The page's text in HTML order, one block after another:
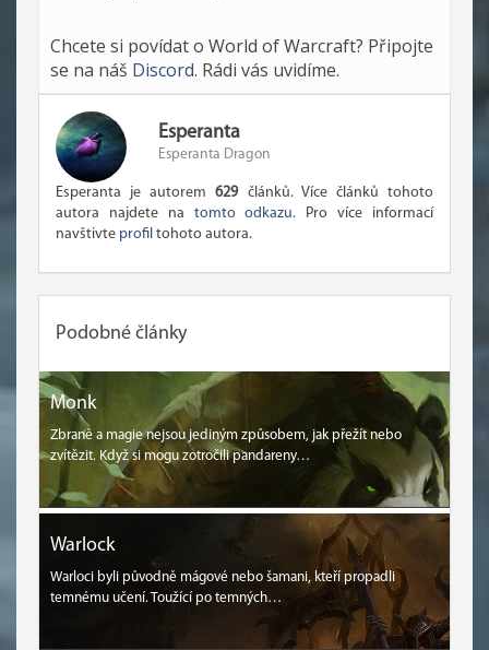
Chcete si povídat o World of Warcraft? Připojte
se na náš Discord. Rádi vás uvidíme.
Esperanta
Esperanta Dragon
Esperanta je autorem629článků. Více článků tohoto
autora najdete na tomto odkazu. Pro více informací
navštivte profil tohoto autora.
Podobné články
Monk
Zbraně a magie nejsou jediným způsobem, jak přežít nebo
zvítězit. Když si mogu zotročili pandareny…
Warlock
Warloci byli původně mágové nebo šamani, kteří propadli
temnému učení. Toužící po temných…